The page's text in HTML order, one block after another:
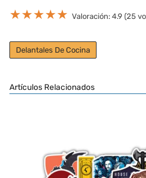
★★★★★ Valoración: 4.9 (25
Delantales De Cocina
Artículos Relacionados